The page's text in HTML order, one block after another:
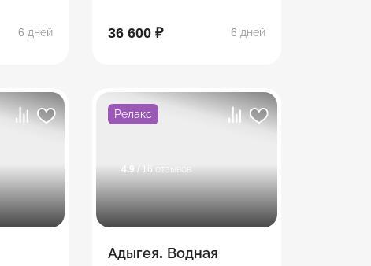
6 дней 36 600 ₽ 6 дней
Релакс
4.9 / 16 отзывов
Адыгея. Водная